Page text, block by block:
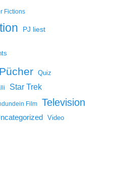
Fictions
PJ liest
Quiz
Star Trek
Film Television
Video